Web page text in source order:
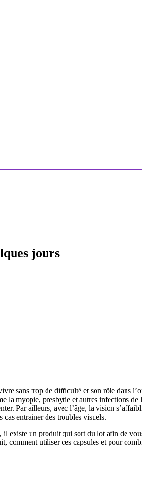
jours
sans trop de difficulté et son rôle dans
la myopie, presbytie et autres infections
Par ailleurs, avec l’âge, la vision
entrainer des troubles visuels.
il existe un produit qui sort du lot afin de
comment utiliser ces capsules et pour